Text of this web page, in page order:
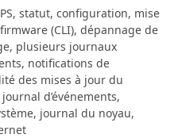
statut, configuration, mise
(CLI), dépannage de
plusieurs journaux
notifications de
des mises à jour du
d’événements,
journal du noyau,